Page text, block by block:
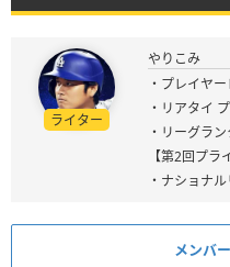
ライター
やりこみ
・プレイヤ
・リアタイ
・リーグラ
【第2回プラ
・ナショナ
メンバ